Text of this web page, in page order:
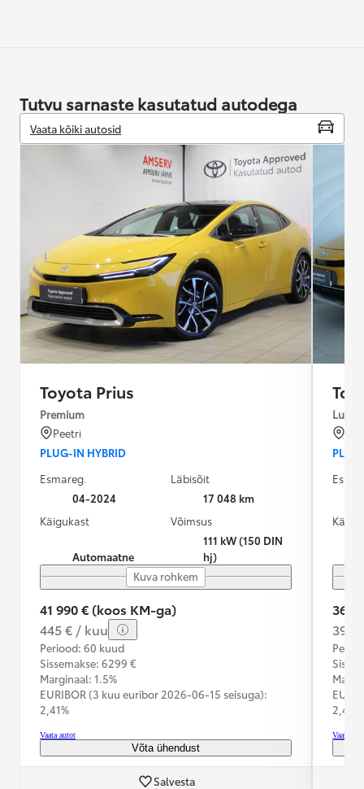
Tutvu sarnaste kasutatud autodega
Vaata kõiki autosid
Toyota Prius
Premium
Peetri
PLUG-IN HYBRID
Esmareg.
04-2024
Läbisõit
17 048 km
Käigukast
Automaatne
Võimsus
111 kW (150 DIN
hj)
Kuva rohkem
41 990 € (koos KM-ga)
445 € / kuu
Periood: 60 kuud
Sissemakse: 6299 €
Marginaal: 1.5%
EURIBOR (3 kuu euribor 2026-06-15 seisuga):
2,41%
Vaata autot
Võta ühendust
Salvesta
36
392
2,41%
Vaata